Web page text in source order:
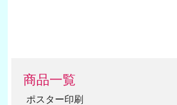
商品一覧
ポスター印刷